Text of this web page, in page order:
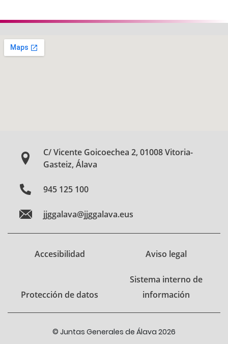
C/ Vicente Goicoechea 2, 01008 Vitoria-
Gasteiz, Álava
945 125 100
jjggalava@jjggalava.eus
Accesibilidad Aviso legal
Protección de datos
Sistema interno de
información
© Juntas Generales de Álava 2026